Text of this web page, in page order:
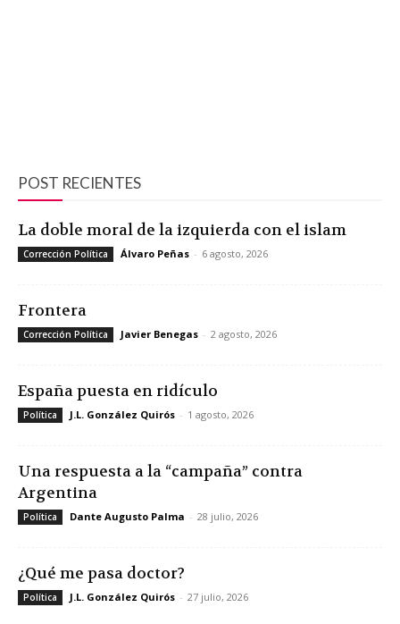
POST RECIENTES
La doble moral de la izquierda con el islam
Corrección Política Álvaro Peñas - 6 agosto, 2026
Frontera
Corrección Política Javier Benegas - 2 agosto, 2026
España puesta en ridículo
Política J.L. González Quirós - 1 agosto, 2026
Una respuesta a la “campaña” contra
Argentina
Política Dante Augusto Palma - 28 julio, 2026
¿Qué me pasa doctor?
Política J.L. González Quirós - 27 julio, 2026